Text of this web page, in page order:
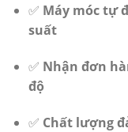
✅ Máy móc tự
suất
✅ Nhận đơn
độ
✅ Chất lượng